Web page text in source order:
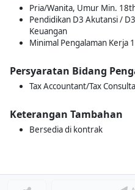
Pria/Wanita, Umur Min.
Pendidikan D3 Akutansi /
Keuangan
Minimal Pengalaman Kerja
Persyaratan Bidang
Tax Accountant/Tax
Keterangan Tambahan
Bersedia di kontrak